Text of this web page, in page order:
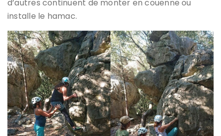
d’autres continuent de monter en couenne ou
installe le hamac.